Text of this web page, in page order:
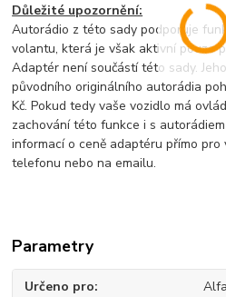
Důležité upozornění:
Autorádio z této sady podporuje
volantu, která je však aktivní pouze
Adaptér není součástí této sady.
původního originálního autorádia
Kč. Pokud tedy vaše vozidlo má
zachování této funkce i s
informací o ceně adaptéru přímo
telefonu nebo na emailu.
Parametry
Určeno pro